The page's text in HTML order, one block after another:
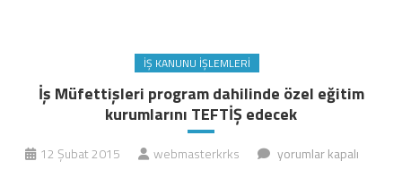
İŞ KANUNU İŞLEMLERI
İş Müfettişleri program dahilinde özel eğitim
kurumlarını TEFTİŞ edecek
12 Şubat 2015 webmasterkrks
İş
yorumlar kapalı